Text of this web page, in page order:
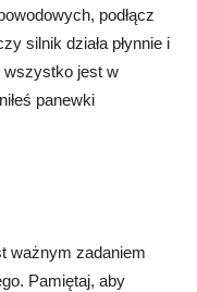
podłącz
silnik działa płynnie i
wszystko jest w
panewki
ważnym zadaniem
Pamiętaj, aby